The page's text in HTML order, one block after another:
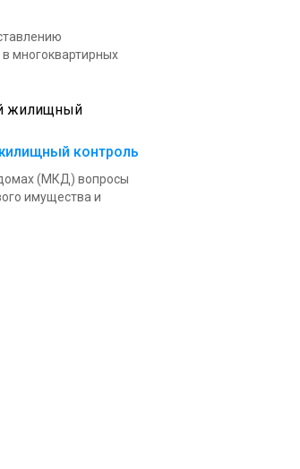
многоквартирных
контроль
(МКД) вопросы
имущества и